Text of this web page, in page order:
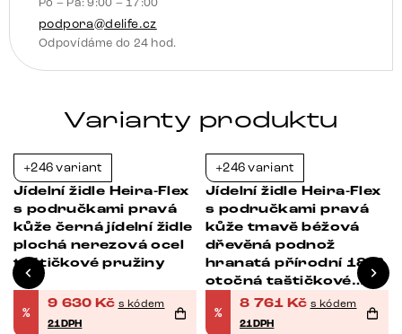
taštičkové
pružiny
množství
podpora@delife.cz
Odpovídáme do 24 hod.
Varianty produktu
+246 variant
Jídelní židle Heira-Flex
s područkami pravá
kůže černá jídelní židle
plochá nerezová ocel
taštičkové pružiny
%
9 630 Kč s kódem
21DPH
+246 variant
Jídelní židle Heira-Flex
s područkami pravá
kůže tmavě béžová
dřevěná podnož
hranatá přírodní 180°
otočná taštičkové
pružiny
%
8 761 Kč s kódem
21DPH